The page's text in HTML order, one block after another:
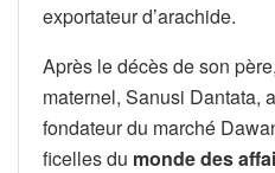
exportateur d’arachide.
Après le décès de son
maternel, Sanusi Dantata,
fondateur du marché
ficelles du monde des